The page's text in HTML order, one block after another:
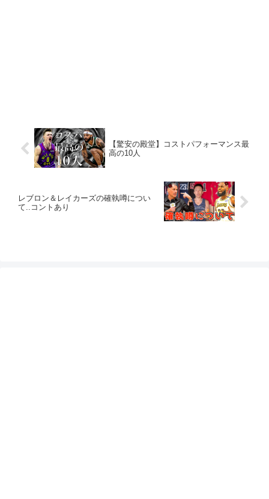
【驚安の殿堂】コストパフォーマンス最
高の10人
レブロン＆レイカーズの確執噂につい
て..コントあり